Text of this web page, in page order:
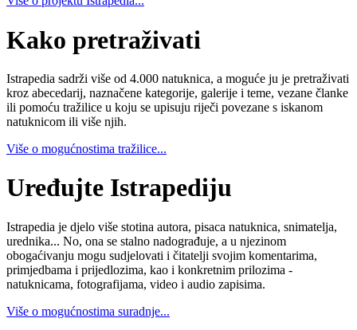
Kako pretraživati
Istrapedia sadrži više od 4.000 natuknica, a moguće ju je pretraživati
kroz abecedarij, naznačene kategorije, galerije i teme, vezane članke
ili pomoću tražilice u koju se upisuju riječi povezane s iskanom
natuknicom ili više njih.
Više o mogućnostima tražilice...
Uređujte Istrapediju
Istrapedia je djelo više stotina autora, pisaca natuknica, snimatelja,
urednika... No, ona se stalno nadograđuje, a u njezinom
obogaćivanju mogu sudjelovati i čitatelji svojim komentarima,
primjedbama i prijedlozima, kao i konkretnim prilozima -
natuknicama, fotografijama, video i audio zapisima.
Više o mogućnostima suradnje...